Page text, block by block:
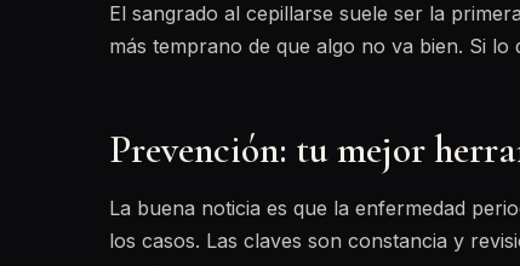
El sangrado al cepillarse suele ser la
más temprano de que algo no va bien. Si
Prevención: tu mejor
La buena noticia es que la enfermedad
los casos. Las claves son constancia y